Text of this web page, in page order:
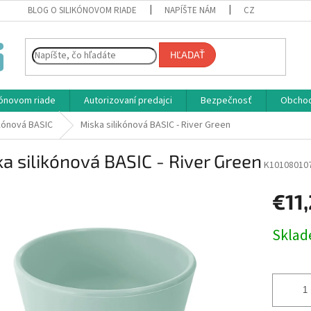
BLOG O SILIKÓNOVOM RIADE NAPÍŠTE NÁM CZ
HĽADAŤ
riade Autorizovaní predajci Bezpečnosť
BASIC Miska silikónová BASIC - River Green
silikónová BASIC - River Green
cena: